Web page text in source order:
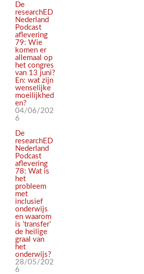
De
researchED
Nederland
Podcast
aflevering
79: Wie
komen er
allemaal op
het congres
van 13 juni?
En: wat zijn
wenselijke
moeilijkhed
en?
04/06/202
6
De
researchED
Nederland
Podcast
aflevering
78: Wat is
het
probleem
met
inclusief
onderwijs
en waarom
is ‘transfer’
de heilige
graal van
het
onderwijs?
28/05/202
6